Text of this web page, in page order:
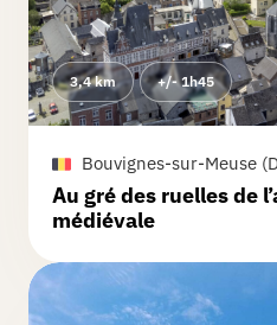
3,4 km +/- 1h45
Bouvignes-sur-Meuse
Au gré des ruelles de
médiévale